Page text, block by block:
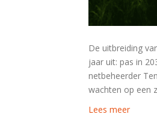
De uitbreiding
jaar uit: pas in
netbeheerder
wachten op een
Lees meer